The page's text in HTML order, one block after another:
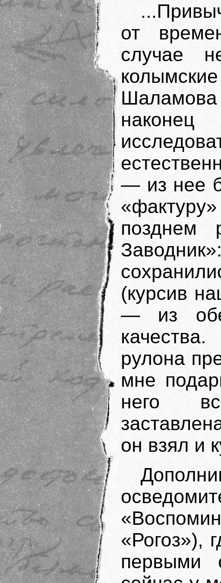
от
случае
— из нее
позднем
(курсив
— из
рулона
мне
него
он взял и
«Рогоз»),
первыми